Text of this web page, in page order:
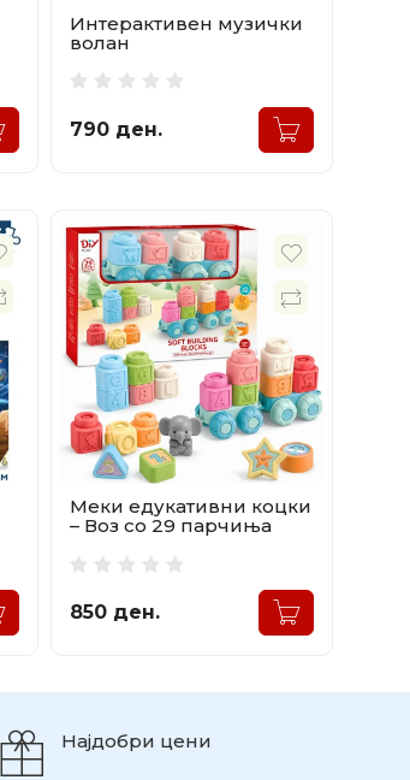
Интерактивен музички
волан
790 ден.
Меки едукативни коцки
– Воз со 29 парчиња
850 ден.
Најдобри цени